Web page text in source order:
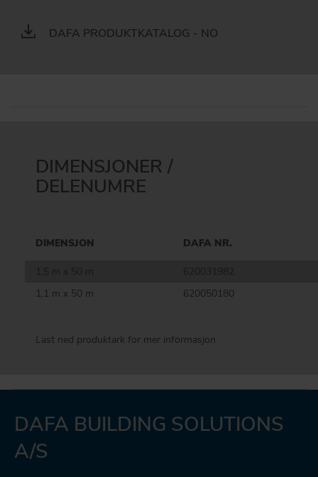
DAFA PRODUKTKATALOG - NO
DIMENSJONER /
DELENUMRE
DIMENSJON DAFA NR.
1,1 m x 50 m
620050180
Last ned produktark for mer informasjon
DAFA BUILDING SOLUTIONS
A/S